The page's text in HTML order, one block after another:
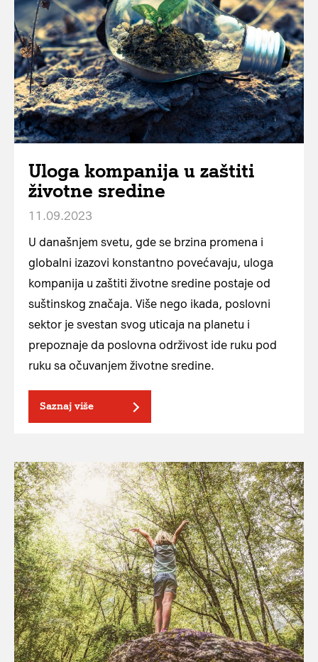
Uloga kompanija u zaštiti
životne sredine
11.09.2023
U današnjem svetu, gde se brzina promena i
globalni izazovi konstantno povećavaju, uloga
kompanija u zaštiti životne sredine postaje od
suštinskog značaja. Više nego ikada, poslovni
sektor je svestan svog uticaja na planetu i
prepoznaje da poslovna održivost ide ruku pod
ruku sa očuvanjem životne sredine.
Saznaj više